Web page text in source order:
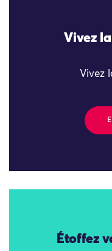
Vivez
Vivez
Étoffez